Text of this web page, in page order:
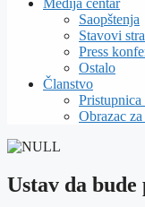
Medija centar
Saopštenja
Stavovi
Press
Ostalo
Članstvo
Obrazac
Ustav da